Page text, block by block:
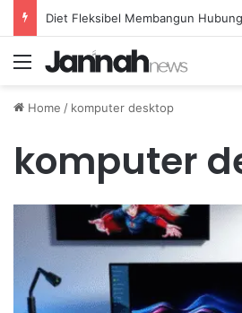
Menu
Home / komputer desktop
komputer